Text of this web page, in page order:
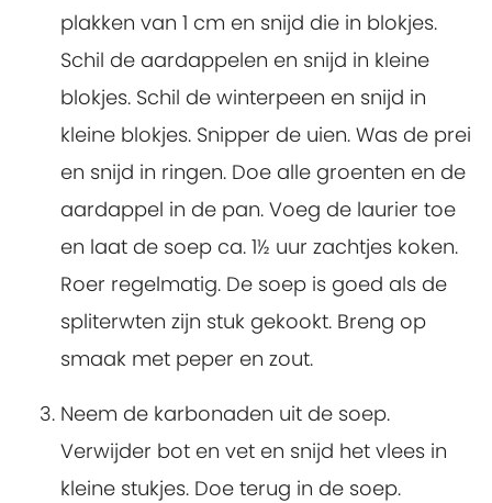
plakken van 1 cm en snijd die in blokjes.
Schil de aardappelen en snijd in kleine
blokjes. Schil de winterpeen en snijd in
kleine blokjes. Snipper de uien. Was de prei
en snijd in ringen. Doe alle groenten en de
aardappel in de pan. Voeg de laurier toe
en laat de soep ca. 1½ uur zachtjes koken.
Roer regelmatig. De soep is goed als de
spliterwten zijn stuk gekookt. Breng op
smaak met peper en zout.
Neem de karbonaden uit de soep.
Verwijder bot en vet en snijd het vlees in
kleine stukjes. Doe terug in de soep.